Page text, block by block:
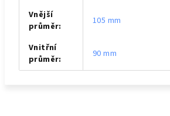
Vnější
průměr: 105 mm
Vnitřní
průměr: 90 mm